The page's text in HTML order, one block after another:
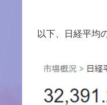
以下、日経平均